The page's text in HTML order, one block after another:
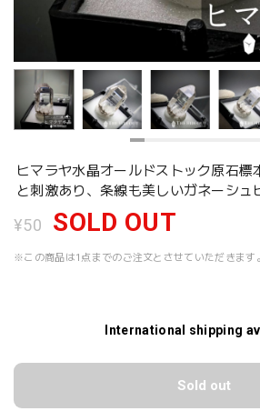
ヒマラヤ水晶オールドストック原石標
と刺激あり、条線も美しいガネーシュ
¥50 SOLD OUT
※この商品は1点までのご注文とさせていただきます。
International shipping
Sold out